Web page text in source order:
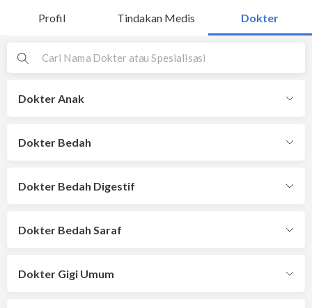
Profil Tindakan Medis Dokter